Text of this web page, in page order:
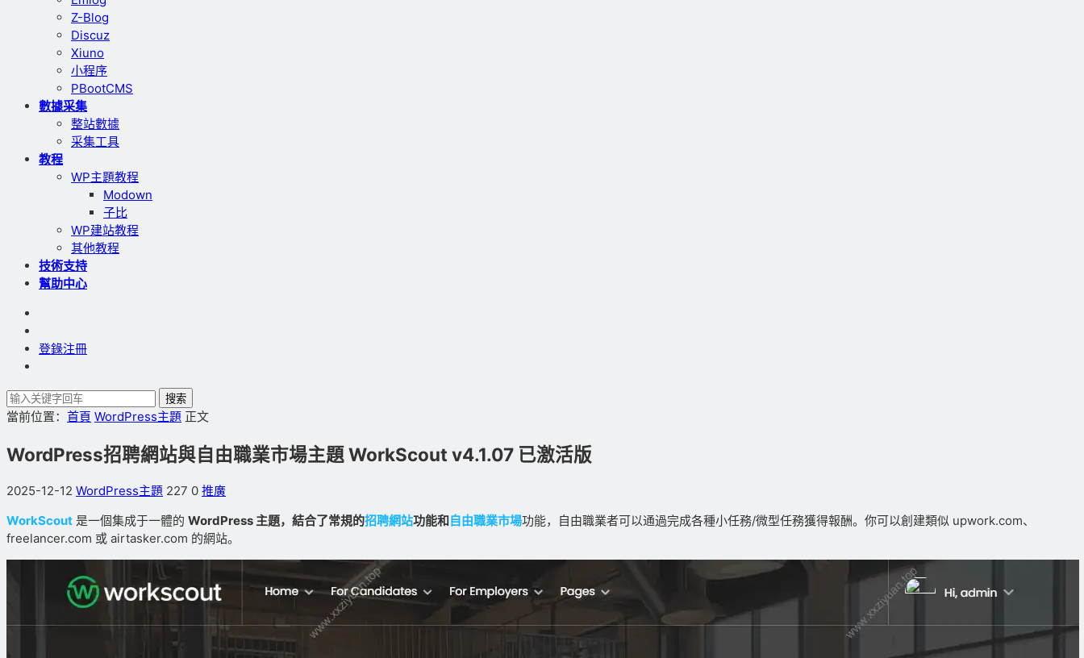
Z-Blog
Discuz
Xiuno
小程序
PBootCMS
數據采集
整站數據
采集工具
教程
WP主題教程
Modown
子比
WP建站教程
其他教程
技術支持
幫助中心
登錄注冊
搜索
當前位置： 首頁 WordPress主題 正文
WordPress招聘網站與自由職業市場主題 WorkScout v4.1.07 已激活版
2025-12-12 WordPress主題 227 0 推廣
WorkScout 是一個集成于一體的 WordPress 主題，結合了常規的招聘網站功能和自由職業市場功能，自由職業者可以通過完成各種小任務/微型任務獲得報酬。你可以創建類似 upwork.com、
freelancer.com 或 airtasker.com 的網站。